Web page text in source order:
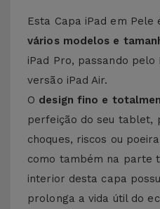
Esta Capa iPad em Pele
vários modelos e
iPad Pro, passando pelo
versão iPad Air.
O design fino e
perfeição do seu tablet,
choques, riscos ou
como também na parte
interior desta capa
prolonga a vida útil do